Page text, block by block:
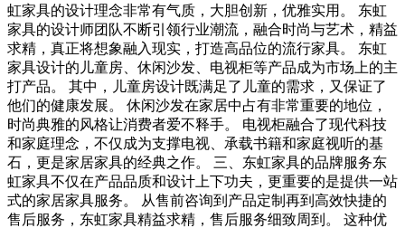
虹家具的设计理念非常有气质，大胆创新，优雅实用。 东虹
家具的设计师团队不断引领行业潮流，融合时尚与艺术，精益
求精，真正将想象融入现实，打造高品位的流行家具。 东虹
家具设计的儿童房、休闲沙发、电视柜等产品成为市场上的主
打产品。 其中，儿童房设计既满足了儿童的需求，又保证了
他们的健康发展。 休闲沙发在家居中占有非常重要的地位，
时尚典雅的风格让消费者爱不释手。 电视柜融合了现代科技
和家庭理念，不仅成为支撑电视、承载书籍和家庭视听的基
石，更是家居家具的经典之作。 三、东虹家具的品牌服务东
虹家具不仅在产品品质和设计上下功夫，更重要的是提供一站
式的家居家具服务。 从售前咨询到产品定制再到高效快捷的
售后服务，东虹家具精益求精，售后服务细致周到。 这种优